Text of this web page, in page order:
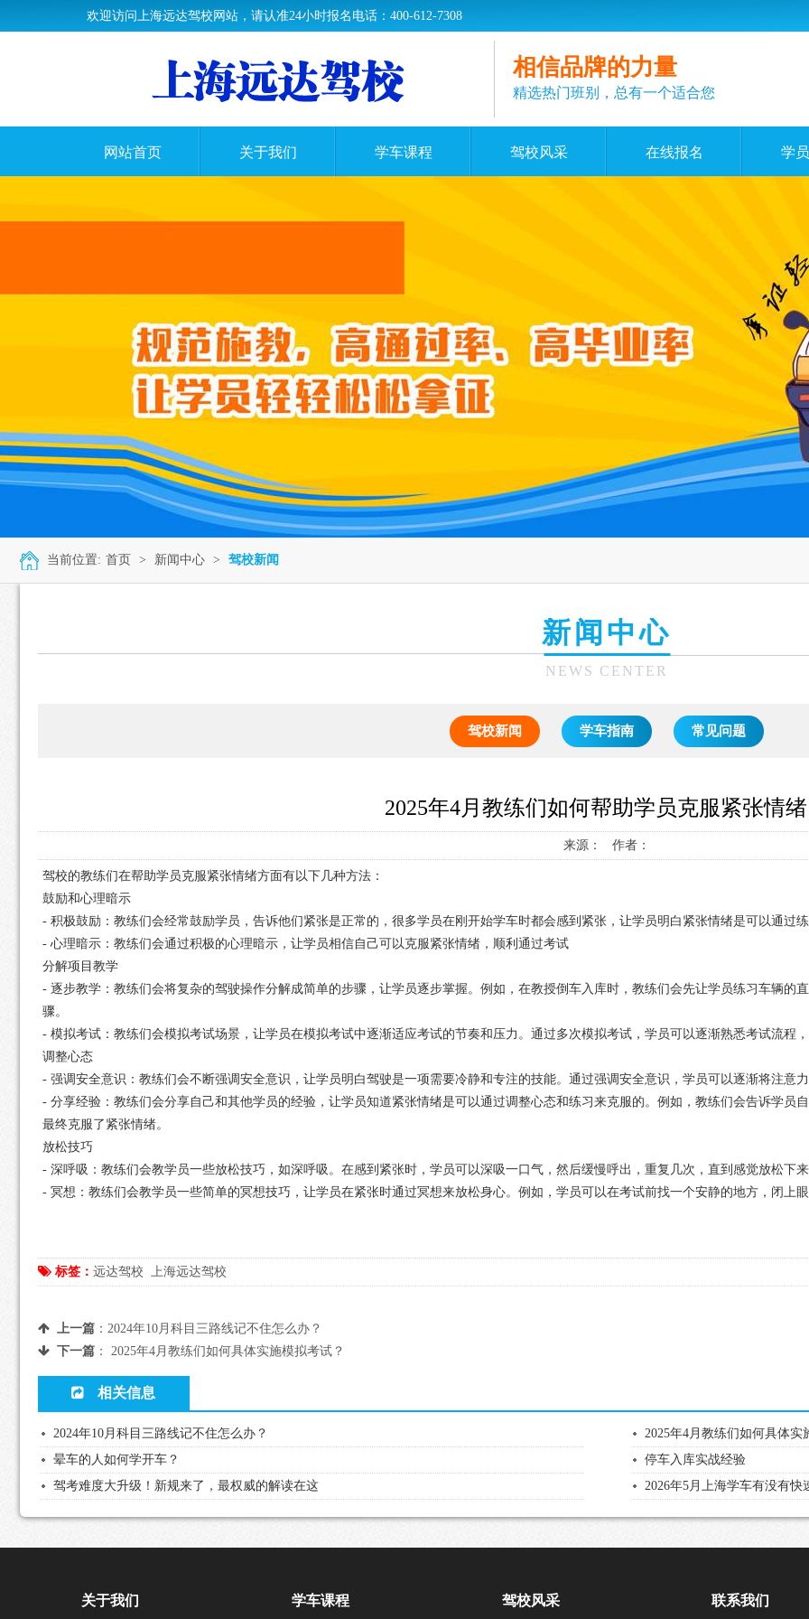
欢迎访问上海远达驾校网站，请认准24小时报名电话：400-612-7308
相信品牌的力量
精选热门班别，总有一个适合您
网站首页 关于我们 学车课程 驾校风采 在线报名 学
当前位置: 首页 > 新闻中心 > 驾校新闻
新闻中心
NEWS CENTER
驾校新闻 学车指南 常见问题
2025年4月教练们如何帮助学员克服紧张情
来源： 作者：
驾校的教练们在帮助学员克服紧张情绪方面有以下几种方法：
鼓励和心理暗示
- 积极鼓励：教练们会经常鼓励学员，告诉他们紧张是正常的，很多学员在刚开始学车时都会感到紧张，让学员明白紧张情绪是可以通过
- 心理暗示：教练们会通过积极的心理暗示，让学员相信自己可以克服紧张情绪，顺利通过考试
分解项目教学
- 逐步教学：教练们会将复杂的驾驶操作分解成简单的步骤，让学员逐步掌握。例如，在教授倒车入库时，教练们会先让学员练习车辆的
骤。
- 模拟考试：教练们会模拟考试场景，让学员在模拟考试中逐渐适应考试的节奏和压力。通过多次模拟考试，学员可以逐渐熟悉考试流程
调整心态
- 强调安全意识：教练们会不断强调安全意识，让学员明白驾驶是一项需要冷静和专注的技能。通过强调安全意识，学员可以逐渐将注意
- 分享经验：教练们会分享自己和其他学员的经验，让学员知道紧张情绪是可以通过调整心态和练习来克服的。例如，教练们会告诉学员
最终克服了紧张情绪。
放松技巧
- 深呼吸：教练们会教学员一些放松技巧，如深呼吸。在感到紧张时，学员可以深吸一口气，然后缓慢呼出，重复几次，直到感觉放松下
- 冥想：教练们会教学员一些简单的冥想技巧，让学员在紧张时通过冥想来放松身心。例如，学员可以在考试前找一个安静的地方，闭上
标签： 远达驾校 上海远达驾校
上一篇： 2024年10月科目三路线记不住怎么办？
下一篇： 2025年4月教练们如何具体实施模拟考试？
相关信息
2024年10月科目三路线记不住怎么办？
2025年4月教练们如何具体实
晕车的人如何学开车？
停车入库实战经验
驾考难度大升级！新规来了，最权威的解读在这
2026年5月上海学车有没有快
关于我们 学车课程 驾校风采 联系我们